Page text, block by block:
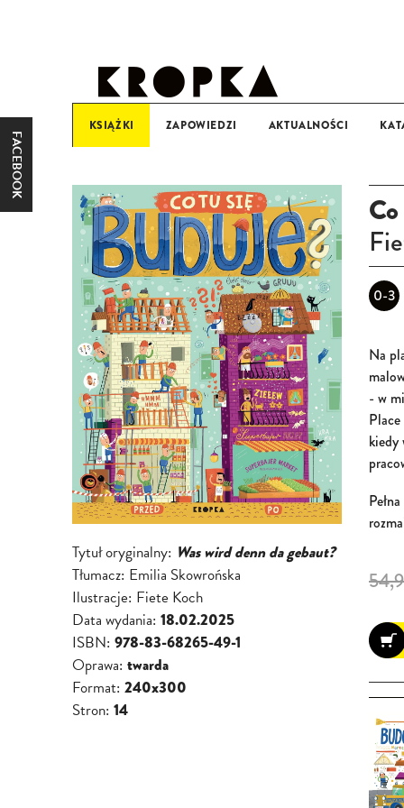
KSIĄŻKI ZAPOWIEDZI AKTUALNOŚCI
FACEBOOK
Tytuł oryginalny: Was wird denn da gebaut?
Tłumacz: Emilia Skowrońska
Ilustracje: Fiete Koch
Data wydania: 18.02.2025
ISBN: 978-83-68265-49-1
Oprawa: twarda
Format: 240x300
Stron: 14
0-3
Na
- w
kiedy